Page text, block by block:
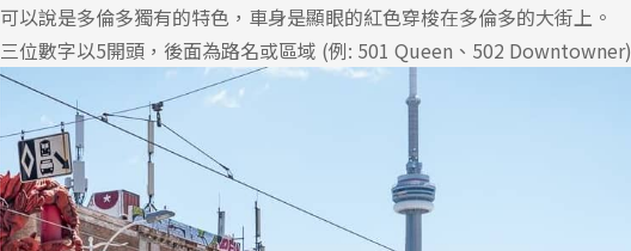
可以說是多倫多獨有的特色，車身是顯眼的紅色穿梭在多倫多的大街上。
三位數字以5開頭，後面為路名或區域 (例: 501 Queen、502 Downtowner)